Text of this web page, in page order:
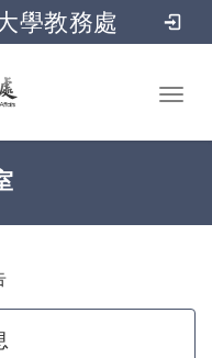
學教務處
容